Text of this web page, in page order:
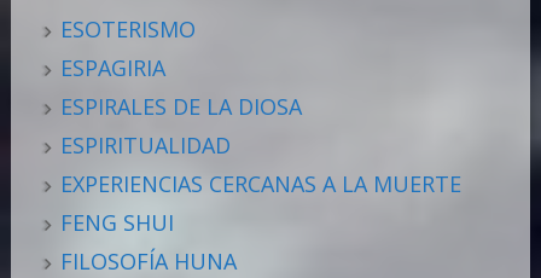
ESOTERISMO
ESPAGIRIA
ESPIRALES DE LA DIOSA
ESPIRITUALIDAD
EXPERIENCIAS CERCANAS A LA MUERTE
FENG SHUI
FILOSOFÍA HUNA